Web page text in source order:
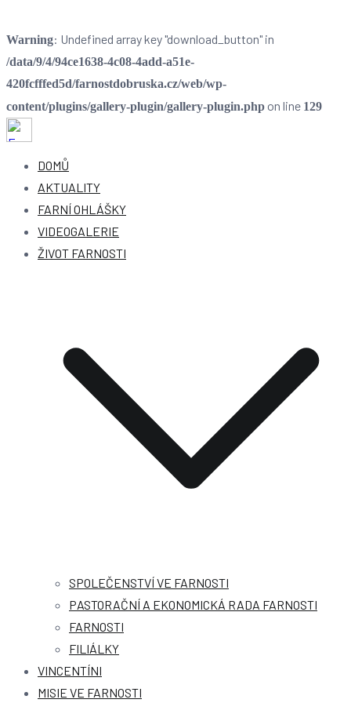
Warning: Undefined array key "download_button" in
/data/9/4/94ce1638-4c08-4add-a51e-
420fcfffed5d/farnostdobruska.cz/web/wp-
content/plugins/gallery-plugin/gallery-plugin.php on line 129
Farnost Dobruška
Farnost Dobruška
DOMŮ
AKTUALITY
FARNÍ OHLÁŠKY
VIDEOGALERIE
ŽIVOT FARNOSTI
SPOLEČENSTVÍ VE FARNOSTI
PASTORAČNÍ A EKONOMICKÁ RADA FARNOSTI
FARNOSTI
FILIÁLKY
VINCENTÍNI
MISIE VE FARNOSTI